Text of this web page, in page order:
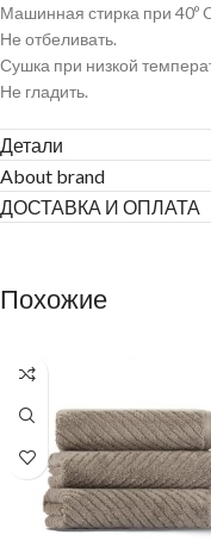
Машинная стирка при 40º
Не отбеливать.
Сушка при низкой
Не гладить.
Детали
About brand
ДОСТАВКА И ОПЛАТА
Похожие